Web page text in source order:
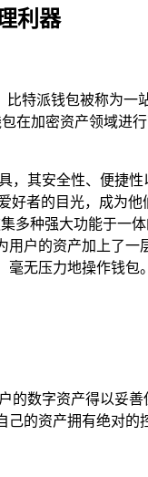
利器
特派钱包被称为
在加密资产领域进
，其安全性、便捷
者的目光，成为
多种强大功能于一
户的资产加上了一
无压力地操作钱包。
数字资产得以妥
的资产拥有绝对